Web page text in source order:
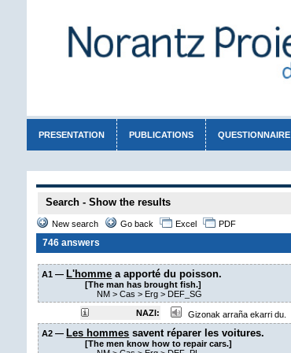
PRESENTATION PUBLICATIONS QUESTIONNAIRE
Search - Show the results
New search Go back Excel PDF
746 answers
A1 — L'homme a apporté du poisson.
[The man has brought fish.]
NM >Cas > Erg > DEF_SG
NAZI:
Gizonak arraña ekarri du.
A2 — Les hommes savent réparer les voitures.
[The men know how to repair cars.]